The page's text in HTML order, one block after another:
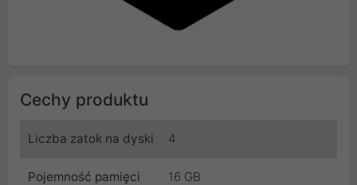
Cechy produktu
Liczba zatok na dyski 4
Pojemność pamięci
16 GB